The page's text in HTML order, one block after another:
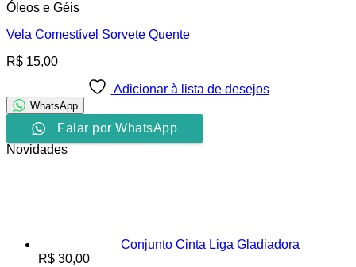
Óleos e Géis
Vela Comestível Sorvete Quente
R$ 15,00
Adicionar à lista de desejos
WhatsApp
Falar por WhatsApp
Novidades
Conjunto Cinta Liga Gladiadora
R$ 30,00